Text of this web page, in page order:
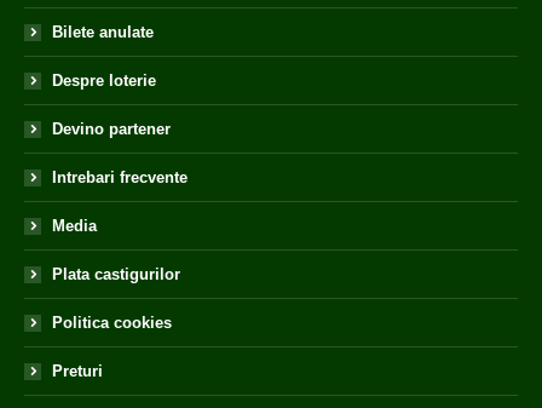
Bilete anulate
Despre loterie
Devino partener
Intrebari frecvente
Media
Plata castigurilor
Politica cookies
Preturi